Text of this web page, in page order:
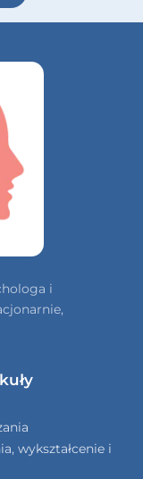
i
wykształcenie i